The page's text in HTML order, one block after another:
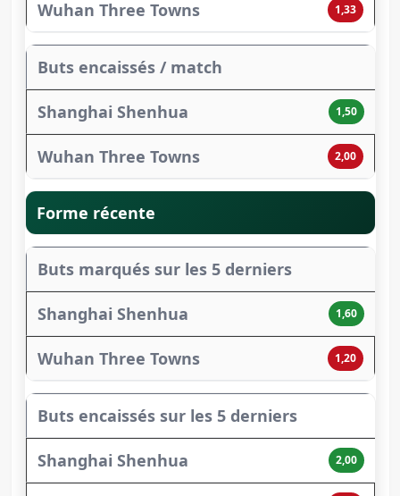
1,33
Buts encaissés / match
1,50
2,00
Forme récente
Buts marqués sur les 5 derniers
1,60
1,20
Buts encaissés sur les 5 derniers
2,00